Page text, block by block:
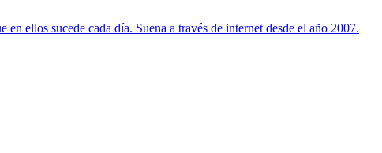
ellos sucede cada día. Suena a través de internet desde el año 2007.